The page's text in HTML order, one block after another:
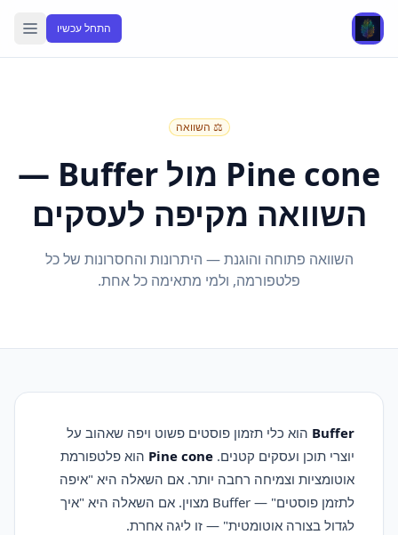
התחל עכשיו
⚖️ השוואה
Pine cone מול Buffer —
השוואה מקיפה לעסקים
השוואה פתוחה והוגנת — היתרונות והחסרונות של כל
פלטפורמה, ולמי מתאימה כל אחת.
Buffer הוא כלי תזמון פוסטים פשוט ויפה שאהוב על
יוצרי תוכן ועסקים קטנים. Pine cone הוא פלטפורמת
אוטומציות וצמיחה רחבה יותר. אם השאלה היא "איפה
לתזמן פוסטים" — Buffer מצוין. אם השאלה היא "איך
לגדול בצורה אוטומטית" — זו ליגה אחרת.